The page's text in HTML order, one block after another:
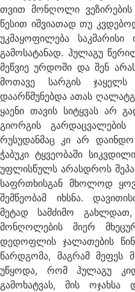
თვით მონღოლი ვეზირების
წესით იშვიათად თუ
უკმაყოფილება საკმარისი
გამოსატანად. ჰულაგუ
მეწვიე ურდოში და შენ
მოთავე სარგის
დაარწმუნებდა ათას
ყაენი თავის სიტყვას არ
გიორგის
რუსუდანმაც კი არ
ჭაბუკი ტყვეობაში
უფლისწულს არასდროს
საფრთხისგან მხოლოდ
შემწეობამ იხსნა.
მეტად სამძიმო
მონღოლების მიერ
დედოფლის ჯალათების
წარდგომა, მაგრამ მეფეს
უწყოდა, რომ ჰულაგუ
გამოხატვას, მის